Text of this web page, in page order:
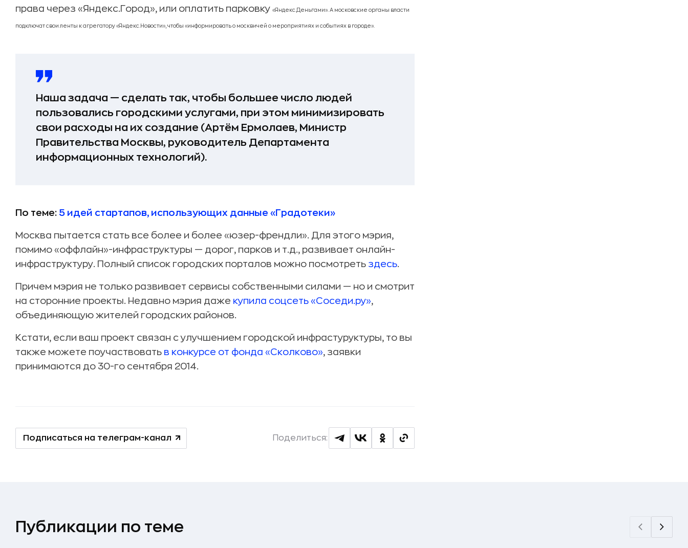
права через «Яндекс.Город», или оплатить парковку «Яндекс.Деньгами». А московские органы власти
подключат свои ленты к агрегатору «Яндекс.Новости», чтобы «информировать о москвичей о мероприятиях и событиях в городе».
Наша задача — сделать так, чтобы большее число людей
пользовались городскими услугами, при этом минимизировать
свои расходы на их создание (Артём Ермолаев, Министр
Правительства Москвы, руководитель Департамента
информационных технологий).
По теме: 5 идей стартапов, использующих данные «Градотеки»
Москва пытается стать все более и более «юзер-френдли». Для этого мэрия,
помимо «оффлайн»-инфраструктуры — дорог, парков и т.д., развивает онлайн-
инфраструктуру. Полный список городских порталов можно посмотреть здесь.
Причем мэрия не только развивает сервисы собственными силами — но и смотрит
на сторонние проекты. Недавно мэрия даже купила соцсеть «Соседи.ру»,
объединяющую жителей городских районов.
Кстати, если ваш проект связан с улучшением городской инфрастуруктуры, то вы
также можете поучаствовать в конкурсе от фонда «Сколково», заявки
принимаются до 30-го сентября 2014.
Подписаться на телеграм-канал Поделиться:
Публикации по теме